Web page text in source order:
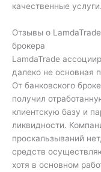
качественные услуги.
Отзывы о
брокера
LamdaTrade
далеко не основная
От банковского
получил
клиентскую базу и
ликвидности.
проскальзываний
средств
хотя в основном